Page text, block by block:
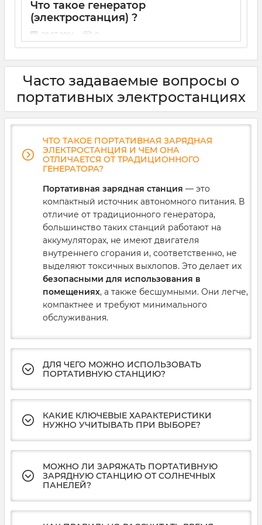
телефоны, павербанки и питать маломощную
ноутбуков и маломощных приборов
Для путешествий и отдыха
Для кемпинга, рыбалки или выездов на природу
лучшим выбором станут портативные станции с
возможностью зарядки от солнечных панелей
Это даёт полную энергетическую независимость.
Как выбрать портативную
Два ключевых параметра при выборе — это
ёмкость (Вт·ч)имощность (Вт).
Ёмкость (Вт·ч)— показывает, как долго
станция сможет питать приборы. Например,
станция на 1000 Вт·ч сможет питать прибор
Мощность (Вт)— определяет, какие
приборы по суммарной мощности можно
превышать потребление вашей техники.
Что такое генератор
(электростанция) ?
28 07 2024 0
С началом полномасштабного вторжения
большинству украинцев пришлось познакомиться с
«децентрализованная генерация». В условиях
регулярных отключений электричества приходится
искать альтернативные решения для питания важных
приборов — котлов и холодильников, систем
безопасности и видеокамер, промышленного и
актуальна эта проблема, вам стоит знать, что такое
генератор, как он работает и как правильно его
выбрать. Разбираемся подробнее.
Часто задаваемые вопросы о
портативных электростанциях
ЧТО ТАКОЕ ПОРТАТИВНАЯ ЗАРЯДНАЯ
ЭЛЕКТРОСТАНЦИЯ И ЧЕМ ОНА
ОТЛИЧАЕТСЯ ОТ ТРАДИЦИОННОГО
ГЕНЕРАТОРА?
Портативная зарядная станция — это
компактный источник автономного питания. В
отличие от традиционного генератора,
большинство таких станций работают на
аккумуляторах, не имеют двигателя
внутреннего сгорания и, соответственно, не
выделяют токсичных выхлопов. Это делает их
безопасными для использования в
помещениях, а также бесшумными. Они легче,
компактнее и требуют минимального
обслуживания.
ДЛЯ ЧЕГО МОЖНО ИСПОЛЬЗОВАТЬ
ПОРТАТИВНУЮ СТАНЦИЮ?
КАКИЕ КЛЮЧЕВЫЕ ХАРАКТЕРИСТИКИ
НУЖНО УЧИТЫВАТЬ ПРИ ВЫБОРЕ?
МОЖНО ЛИ ЗАРЯЖАТЬ ПОРТАТИВНУЮ
ЗАРЯДНУЮ СТАНЦИЮ ОТ СОЛНЕЧНЫХ
ПАНЕЛЕЙ?